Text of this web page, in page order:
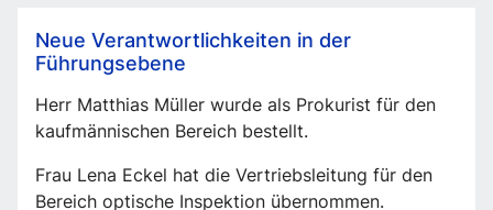
Neue Verantwortlichkeiten in der
Führungsebene
Herr Matthias Müller wurde als Prokurist für den
kaufmännischen Bereich bestellt.
Frau Lena Eckel hat die Vertriebsleitung für den
Bereich optische Inspektion übernommen.